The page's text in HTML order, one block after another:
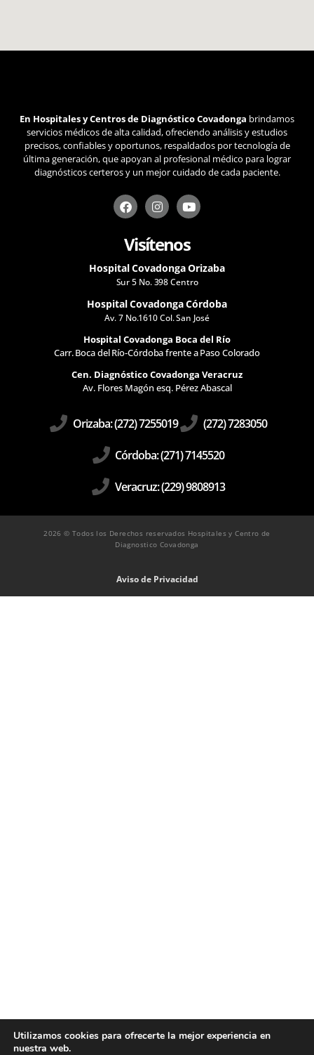
En Hospitales y Centros de Diagnóstico Covadonga brindamos
servicios médicos de alta calidad, ofreciendo análisis y estudios
precisos, confiables y oportunos, respaldados por tecnología de
última generación, que apoyan al profesional médico para lograr
diagnósticos certeros y un mejor cuidado de cada paciente.
F
a
c
e
b
o
k
I
n
s
a
r
a
Y
o
u
u
e
Visítenos
Hospital Covadonga Orizaba
Sur 5 No. 398 Centro
Hospital Covadonga Córdoba
Av. 7 No.1610 Col. San José
Hospital Covadonga Boca del Río
Carr. Boca del Río-Córdoba frente a Paso Colorado
Cen. Diagnóstico Covadonga Veracruz
Av. Flores Magón esq. Pérez Abascal
Orizaba: (272) 7255019 (272) 7283050
Córdoba: (271) 7145520
Veracruz: (229) 9808913
2026 © Todos los Derechos reservados Hospitales y Centro de
Diagnostico Covadonga
Aviso de Privacidad
Utilizamos cookies para ofrecerte la mejor experiencia en
nuestra web.